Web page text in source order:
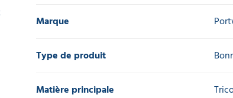
Marque
Type de produit
Matière principale